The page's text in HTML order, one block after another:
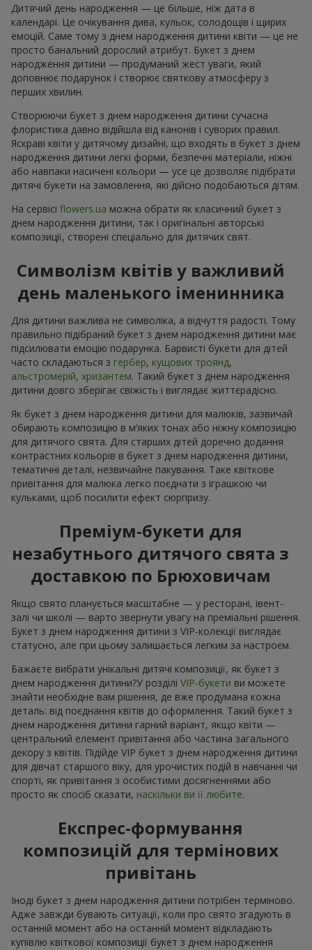
Дитячий день народження — це більше, ніж дата в
календарі. Це очікування дива, кульок, солодощів і щирих
емоцій. Саме тому з днем народження дитини квіти — це не
просто банальний дорослий атрибут. Букет з днем
народження дитини — продуманий жест уваги, який
доповнює подарунок і створює святкову атмосферу з
перших хвилин.
Створюючи букет з днем народження дитини сучасна
флористика давно відійшла від канонів і суворих правил.
Яскраві квіти у дитячому дизайні, що входять в букет з днем
народження дитини легкі форми, безпечні матеріали, ніжні
або навпаки насичені кольори — усе це дозволяє підібрати
дитячі букети на замовлення, які дійсно подобаються дітям.
На сервісі flowers.ua можна обрати як класичний букет з
днем народження дитини, так і оригінальні авторські
композиції, створені спеціально для дитячих свят.
Символізм квітів у важливий
день маленького іменинника
Для дитини важлива не символіка, а відчуття радості. Тому
правильно підібраний букет з днем народження дитини має
підсилювати емоцію подарунка. Барвисті букети для дітей
часто складаються з гербер, кущових троянд,
альстромерій, хризантем. Такий букет з днем народження
дитини довго зберігає свіжість і виглядає життєрадісно.
Як букет з днем народження дитини для малюків, зазвичай
обирають композицію в м’яких тонах або ніжну композицію
для дитячого свята. Для старших дітей доречно додання
контрастних кольорів в букет з днем народження дитини,
тематичні деталі, незвичайне пакування. Таке квіткове
привітання для малюка легко поєднати з іграшкою чи
кульками, щоб посилити ефект сюрпризу.
Преміум-букети для
незабутнього дитячого свята з
доставкою по Брюховичам
Якщо свято планується масштабне — у ресторані, івент-
залі чи школі — варто звернути увагу на преміальні рішення.
Букет з днем народження дитини з VIP-колекції виглядає
статусно, але при цьому залишається легким за настроєм.
Бажаєте вибрати унікальні дитячі композиції, як букет з
днем народження дитини?У розділі VIP-букети ви можете
знайти необхідне вам рішення, де вже продумана кожна
деталь: від поєднання квітів до оформлення. Такий букет з
днем народження дитини гарний варіант, якщо квіти —
центральний елемент привітання або частина загального
декору з квітів. Підійде VIP букет з днем народження дитини
для дівчат старшого віку, для урочистих подій в навчанні чи
спорті, як привітання з особистими досягненнями або
просто як спосіб сказати, наскільки ви її любите.
Експрес-формування
композицій для термінових
привітань
Іноді букет з днем народження дитини потрібен терміново.
Адже завжди бувають ситуації, коли про свято згадують в
останній момент або на останній момент відкладають
купівлю квіткової композиції букет з днем народження